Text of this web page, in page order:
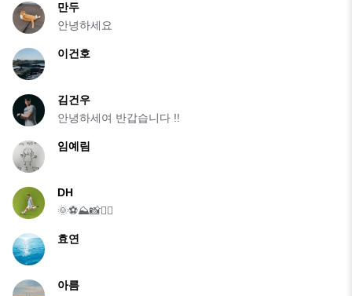
만두
안녕하세요
이건호
김건우
안녕하세여 반갑습니다 !!
임예림
DH
🌞⚽️⛰️📸🏃‍♂️
효연
아름